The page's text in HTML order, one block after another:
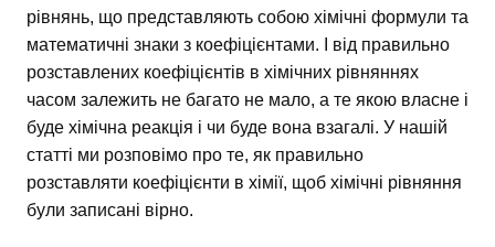
рівнянь, що представляють собою хімічні формули та
математичні знаки з коефіцієнтами. І від правильно
розставлених коефіцієнтів в хімічних рівняннях
часом залежить не багато не мало, а те якою власне і
буде хімічна реакція і чи буде вона взагалі. У нашій
статті ми розповімо про те, як правильно
розставляти коефіцієнти в хімії, щоб хімічні рівняння
були записані вірно.